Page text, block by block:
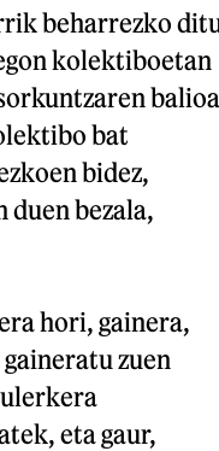
beharrezko
kolektiboetan
balioa
bat
bidez,
bezala,
hori, gainera,
zuen
eta gaur,